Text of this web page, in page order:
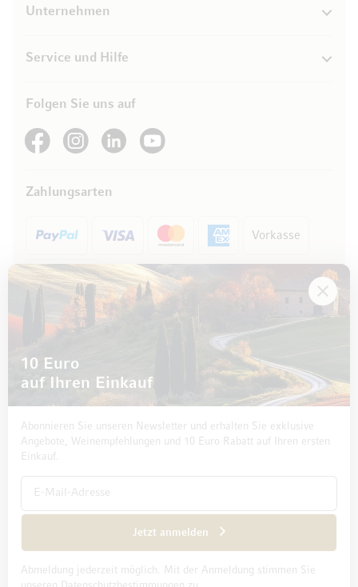
Unternehmen
Service und Hilfe
Folgen Sie uns auf
See our FacebookSee our Instagram account
See our LinkedInSee our YouTube channel
Zahlungsarten
Vorkasse
Rechnung
© 2026 Mövenpick Wein Deutschland GmbH & Co. KG
Datenschutz und Disclaimer
10 Euro
auf Ihren Einkauf
Abonnieren Sie unseren Newsletter und erhalten Sie exklusive
Angebote, Weinempfehlungen und 10 Euro Rabatt auf Ihren ersten
Einkauf.
Jetzt anmelden
Abmeldung jederzeit möglich. Mit der Anmeldung stimmen Sie